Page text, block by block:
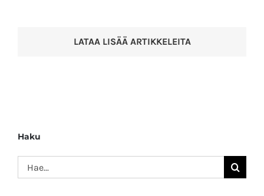
LATAA LISÄÄ ARTIKKELEITA
Haku
Etsi
...